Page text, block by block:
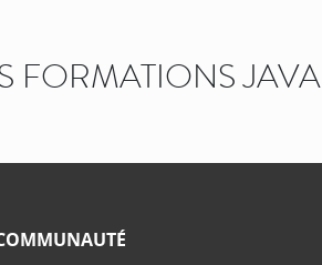
FORMATIONS JAVA